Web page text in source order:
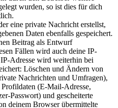
wurden, so ist dies für dich
eine private Nachricht erstellst,
Daten ebenfalls gespeichert.
Beitrag als Entwurf
Fällen wird auch deine IP-
Adresse wird weiterhin bei
Löschen und Ändern von
Nachrichten und Umfragen),
(E-Mail-Adresse,
Passwort) und gescheiterte
deinem Browser übermittelte